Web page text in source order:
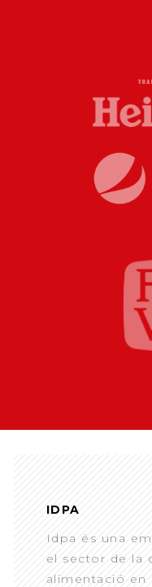
IDPA
Idpa és una
el sector de la
alimentació en